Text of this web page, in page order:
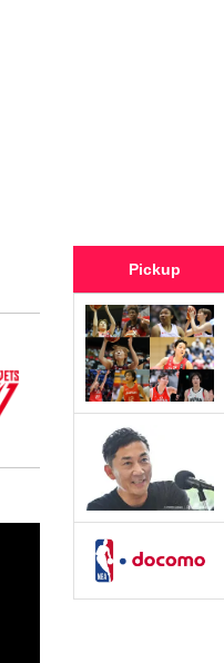
Pickup